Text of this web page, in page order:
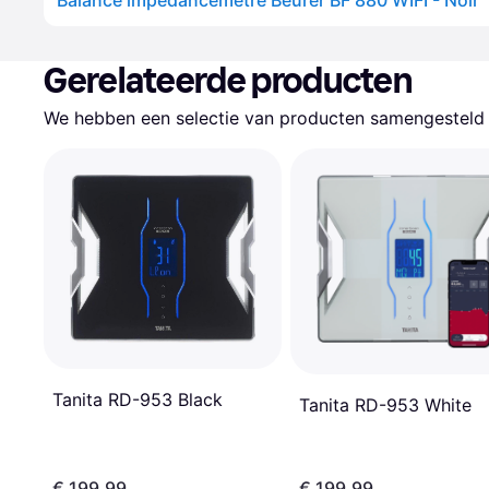
Gerelateerde producten
We hebben een selectie van producten
Tanita RD-953 Black Tanita RD-953 White